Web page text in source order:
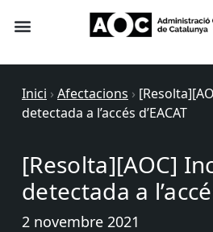
Inici › Afectacions ›
detectada a l’accés d’EACAT
[Resolta][AOC]
detectada a
2 novembre 2021